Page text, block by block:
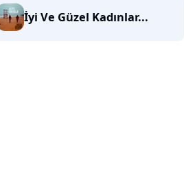
İyi Ve Güzel Kadınlar...